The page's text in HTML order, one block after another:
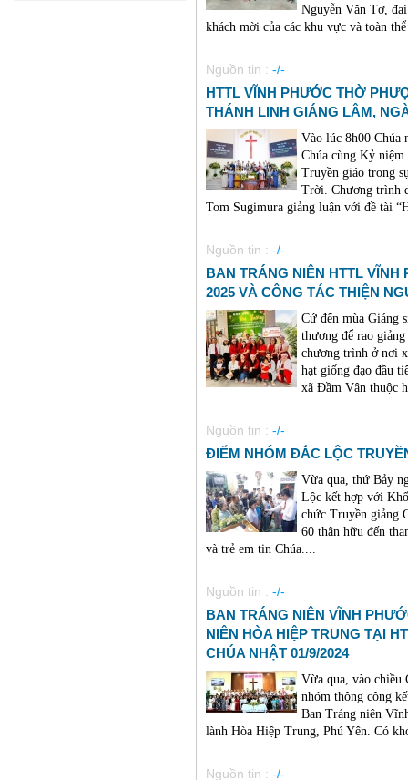
Nguyễn Văn Tơ,
khách mời của các khu vực và toàn
Nguồn tin : -/-
HTTL VĨNH PHƯỚC THỜ
THÁNH LINH GIÁNG LÂM,
Vào lúc 8h00 Chúa
Chúa cùng Kỷ
Truyền giáo trong
Trời. Chương trình
Tom Sugimura giảng luận với đề tài
Nguồn tin : -/-
BAN TRÁNG NIÊN HTTL VĨNH
2025 VÀ CÔNG TÁC THIỆN
Cứ đến mùa Giáng
thương để rao
chương trình ở nơi
hạt giống đạo đầu
xã Đầm Vân thuộc
Nguồn tin : -/-
ĐIỂM NHÓM ĐẮC LỘC
Vừa qua, thứ Bảy
Lộc kết hợp với
chức Truyền giảng
60 thân hữu đến
và trẻ em tin Chúa....
Nguồn tin : -/-
BAN TRÁNG NIÊN VĨNH
NIÊN HÒA HIỆP TRUNG TẠI
CHÚA NHẬT 01/9/2024
Vừa qua, vào chiều
nhóm thông công
Ban Tráng niên
lành Hòa Hiệp Trung, Phú Yên. Có
Nguồn tin : -/-